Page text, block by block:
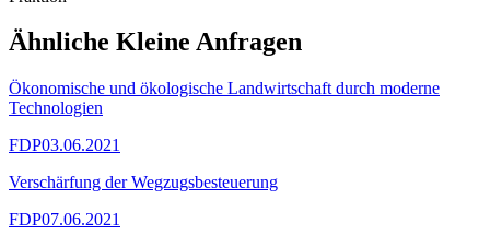
Ähnliche Kleine Anfragen
Ökonomische und ökologische Landwirtschaft durch moderne
Technologien
FDP03.06.2021
Verschärfung der Wegzugsbesteuerung
FDP07.06.2021